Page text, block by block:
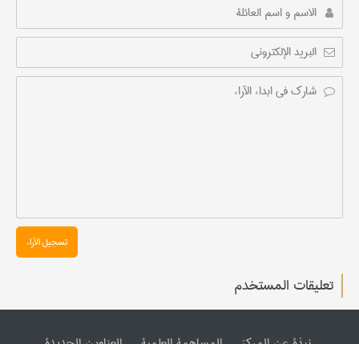
تسجیل الآراء
تعليقات المستخدم